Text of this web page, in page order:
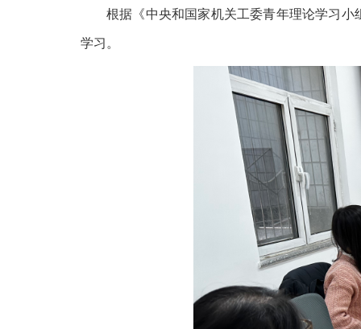
根据《中央和国家机关工委青年理论学习
学习。